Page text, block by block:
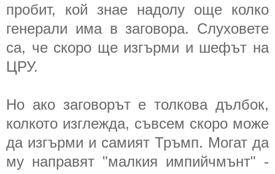
пробит, кой знае надолу още колко
генерали има в заговора. Слуховете
са, че скоро ще изгърми и шефът на
ЦРУ.
Но ако заговорът е толкова дълбок,
колкото изглежда, съвсем скоро може
да изгърми и самият Тръмп. Могат да
му направят "малкия импийчмънт" -